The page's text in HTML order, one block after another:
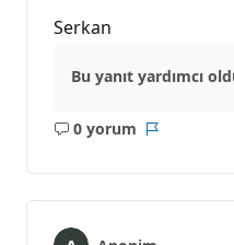
Serkan
Bu yanıt yardımcı
0 yorum
Açıklama